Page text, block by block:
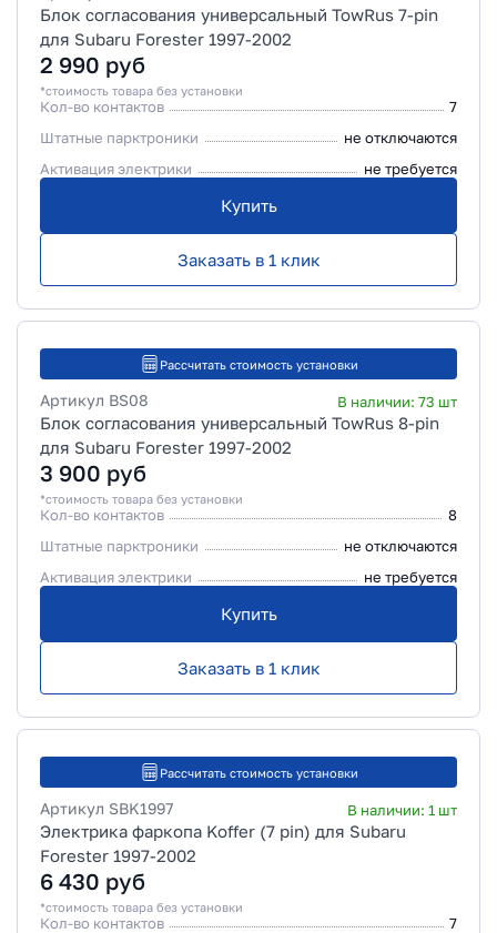
Блок согласования универсальный TowRus 7-pin
для Subaru Forester 1997-2002
2 990 руб
*стоимость товара без установки
Кол-во контактов
7
Штатные парктроники
не отключаются
Активация электрики
не требуется
Купить
Заказать в 1 клик
Рассчитать стоимость установки
Артикул BS08 В наличии: 73 шт
Блок согласования универсальный TowRus 8-pin
для Subaru Forester 1997-2002
3 900 руб
*стоимость товара без установки
Кол-во контактов
8
Штатные парктроники
не отключаются
Активация электрики
не требуется
Купить
Заказать в 1 клик
Рассчитать стоимость установки
Артикул SBK1997 В наличии: 1 шт
Электрика фаркопа Koffer (7 pin) для Subaru
Forester 1997-2002
6 430 руб
*стоимость товара без установки
Кол-во контактов
7